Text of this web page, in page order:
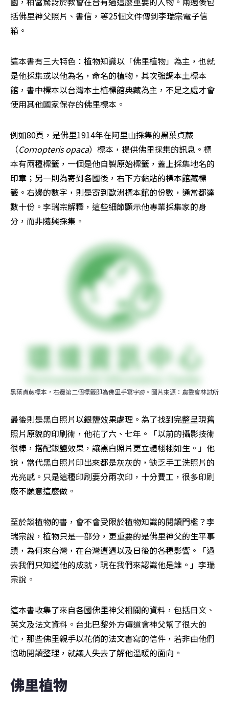
括佛里神父照片、書信，等25個文件傳到李瑞宗電子信
箱。
這本書有三大特色：植物知識以「佛里植物」為主，也就
是他採集或以他為名，命名的植物，其次強調本土標本
館，書中標本以台灣本土植標館典藏為主，不足之處才會
使用其他國家保存的佛里標本。
例如80頁，是佛里1914年在阿里山採集的黑葉貞蕨
（Cornopteris opaca）標本，提供佛里採集的訊息。標
本有兩種標籤，一個是他自製原始標籤，蓋上採集地名的
印章；另一則為寄到各國後，右下方黏貼的標本館藏標
籤。右邊的數字，則是寄到歐洲標本館的份數，通常都達
數十份。李瑞宗解釋，這些細節顯示他專業採集家的身
分，而非隨興採集。
黑葉貞蕨標本，右邊第二個標籤即為佛里手寫字跡。圖片來源：農委會林試所
最後則是黑白照片以銀鹽效果處理。為了找到完整呈現舊
照片原貌的印刷術，他花了六、七年。「以前的攝影技術
很棒，搭配銀鹽效果，讓黑白照片更立體栩栩如生。」他
說，當代黑白照片印出來都是灰灰的，缺乏手工洗照片的
光亮感。只是這種印刷要分兩次印，十分費工，很多印刷
廠不願意這麼做。
至於談植物的書，會不會受限於植物知識的閱讀門檻？李
瑞宗說，植物只是一部分，更重要的是佛里神父的生平事
蹟，為何來台灣，在台灣遭遇以及日後的各種影響。「過
去我們只知道他的成就，現在我們來認識他是誰。」李瑞
宗說。
這本書收集了來自各國佛里神父相關的資料，包括日文、
英文及法文資料。台北巴黎外方傳道會神父幫了很大的
忙，那些佛里親手以花俏的法文書寫的信件，若非由他們
協助閱讀整理，就讓人失去了解他溫暖的面向。
佛里植物